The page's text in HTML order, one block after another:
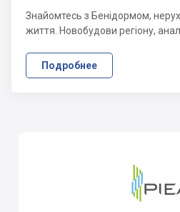
Знайомтесь з Бенідормом,
життя. Новобудови регіону,
Подробнее